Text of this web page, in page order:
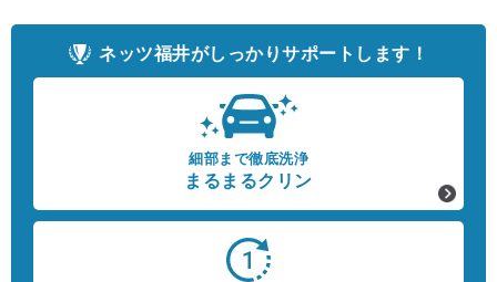
ネッツ福井がしっかりサポートします！
細部まで徹底洗浄
まるまるクリン